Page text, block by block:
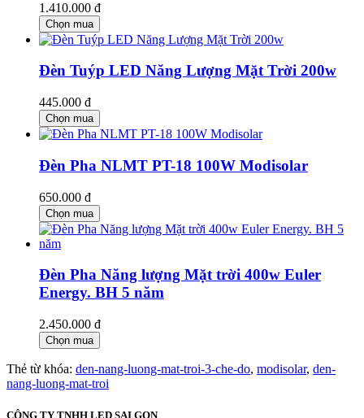
1.410.000 đ
Chọn mua
Đèn Tuýp LED Năng Lượng Mặt Trời 200w
445.000 đ
Chọn mua
Đèn Pha NLMT PT-18 100W Modisolar
650.000 đ
Chọn mua
Đèn Pha Năng lượng Mặt trời 400w Euler
Energy. BH 5 năm
2.450.000 đ
Chọn mua
Thẻ từ khóa: den-nang-luong-mat-troi-3-che-do, modisolar, den-
nang-luong-mat-troi
CÔNG TY TNHH LED SAI GON